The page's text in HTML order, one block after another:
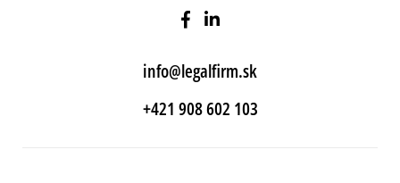
info@legalfirm.sk
+421 908 602 103